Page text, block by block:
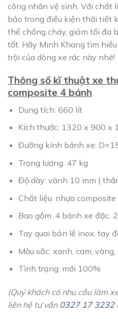
công nhân vệ sinh. Với chất
bảo trong điều kiện thời tiết
thể chống cháy, giảm tối đa
tốt. Hãy Minh Khang tìm
trội của dòng xe rác này nhé!
Thông số kĩ thuật xe
composite 4 bánh
Dung tích: 660 lít
Kích thước: 1320 x 900 x
Đường kính bánh xe:
Trọng lượng: 47 kg
Độ dày: vành 10 mm |
Chất liệu: nhựa
Bao gồm: 4 bánh xe đặc.
Tay quai bản lề inox, tay
Màu sắc: xanh, cam, vàng,
Tình trạng: mới 100%
(Quý khách có nhu cầu làm
liên hệ tư vấn 0327 17 3232